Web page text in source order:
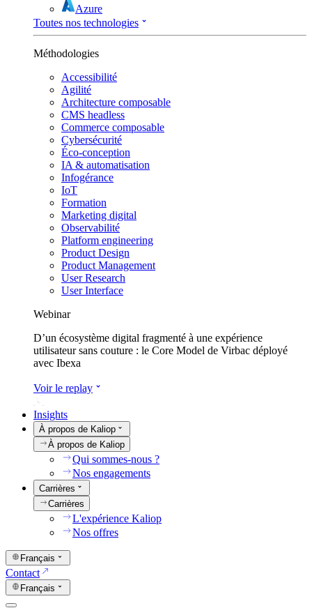
Azure
Toutes nos technologies
Méthodologies
Accessibilité
Agilité
Architecture composable
CMS headless
Commerce composable
Cybersécurité
Éco-conception
IA & automatisation
Infogérance
IoT
Formation
Marketing digital
Observabilité
Platform engineering
Product Design
Product Management
User Research
User Interface
Webinar
D’un écosystème digital fragmenté à une expérience
utilisateur sans couture : le Core Model de Virbac déployé
avec Ibexa
Voir le replay
Insights
À propos de Kaliop
À propos de Kaliop
Qui sommes-nous ?
Nos engagements
Carrières
Carrières
L'expérience Kaliop
Nos offres
Français
Contact
Français